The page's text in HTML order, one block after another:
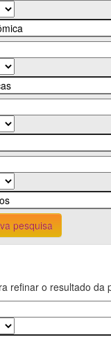
pesquisa
refinar o resultado da